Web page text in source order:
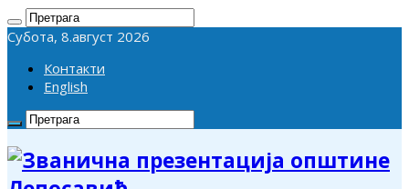
Субота, 8.август 2026
Контакти
English